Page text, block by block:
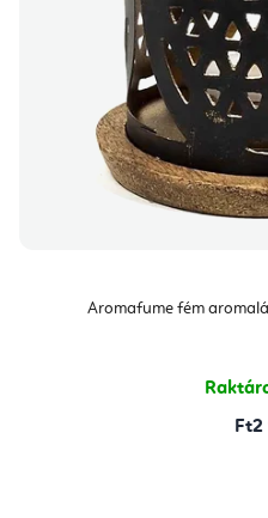
Aromafume fém
Ft2